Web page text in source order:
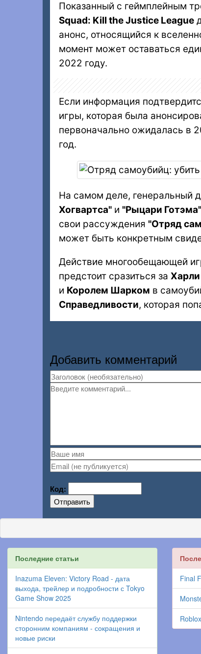
Показанный с геймплейным
Squad: Kill the Justice League
анонс, относящийся к
момент может оставаться
2022 году.
Если информация
игры, которая была
первоначально ожидалась в
год.
На самом деле, генеральный
Хогвартса" и "Рыцари Готэма"
свои рассуждения "Отряд
может быть конкретным
Действие многообещающей
предстоит сразиться за
и Королем Шарком в
Справедливости, которая
Добавить комментарий
Код:
Отправить
Последние статьи
Inazuma Eleven: Victory Road - дата
выхода, трейлер и подробности с Tokyo
Game Show 2025
Nintendo передаёт службу поддержки
сторонним компаниям - сокращения и
новые риски
Final